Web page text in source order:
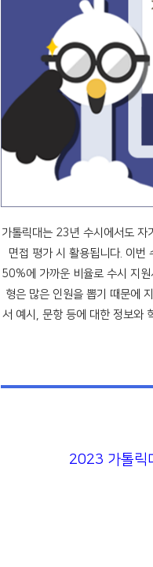
가톨릭대는 23년 수시에서도 자
면접 평가 시 활용됩니다. 이번
50%에 가까운 비율로 수시 지원
형은 많은 인원을 뽑기 때문에
서 예시, 문항 등에 대한 정보와
2023 가톨릭